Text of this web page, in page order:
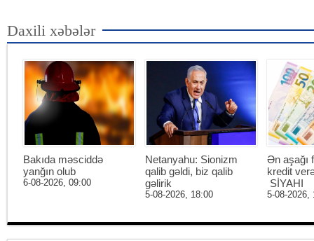
Daxili xəbələr
Bakıda məsciddə
yanğın olub
6-08-2026, 09:00
Netanyahu: Sionizm
qalib gəldi, biz qalib
gəlirik
5-08-2026, 18:00
Ən aşağı
kredit
SİYAHI
5-08-2026,